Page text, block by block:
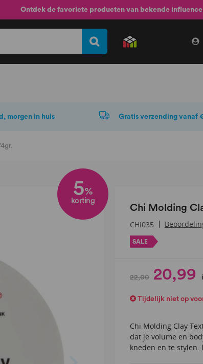
Ontdek de favoriete producten van bekende
morgen in huis Gratis verzending vanaf
Chi Molding
CHI035
SALE
Tijdelijk niet op
20,99
22,00
Chi Molding Clay
dat je volume en
kneden en te stylen.
5%
korting